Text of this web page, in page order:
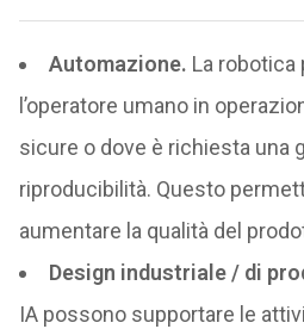
Automazione. La
l’operatore umano in
sicure o dove è richiesta una
riproducibilità. Questo
aumentare la qualità del
Design industriale / di
IA possono supportare le